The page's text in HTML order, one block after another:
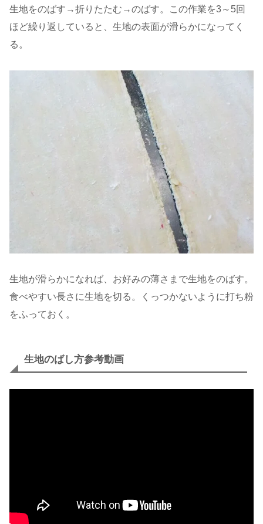
生地をのばす→折りたたむ→のばす。この作業を3～5回
ほど繰り返していると、生地の表面が滑らかになってく
る。
生地が滑らかになれば、お好みの薄さまで生地をのばす。
食べやすい長さに生地を切る。くっつかないように打ち粉
をふっておく。
生地のばし方参考動画